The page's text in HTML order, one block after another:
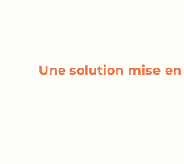
Une solution mise